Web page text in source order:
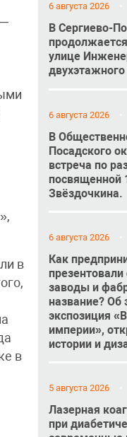
в
в
6 августа 2026
В Сергиево-
улице
6 августа 2026
В
Посадского
встреча по
посвященной
Звёздочкина.
6 августа 2026
Как
заводы и
название? Об
экспозиция
империи»,
истории и
5 августа 2026
Лазерная
при